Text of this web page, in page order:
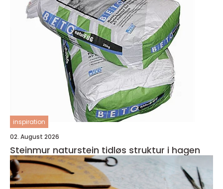
inspiration
02. August 2026
Steinmur naturstein tidløs struktur i hagen